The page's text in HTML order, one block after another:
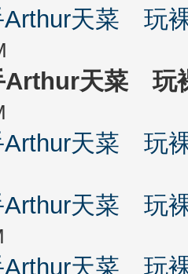
Arthur天菜 玩
Arthur天菜 玩
Arthur天菜 玩
Arthur天菜 玩
Arthur天菜 玩